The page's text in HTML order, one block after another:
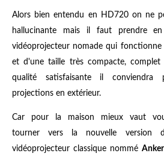
Alors bien entendu en HD720 on ne
hallucinante mais il faut prendre
vidéoprojecteur nomade qui fonctionne
et d'une taille très compacte,
qualité satisfaisante il conviendra
projections en extérieur.
Car pour la maison mieux vaut
tourner vers
la nouvelle version
vidéoprojecteur classique nommé